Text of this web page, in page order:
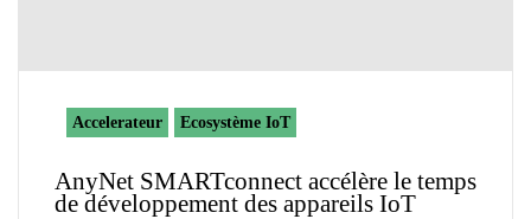
Accelerateur Ecosystème IoT
AnyNet SMARTconnect accélère le temps
de développement des appareils IoT